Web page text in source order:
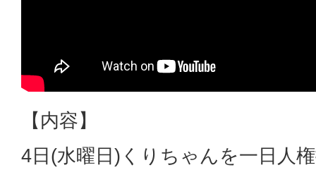
【内容】
4日(水曜日)くりちゃんを一日人